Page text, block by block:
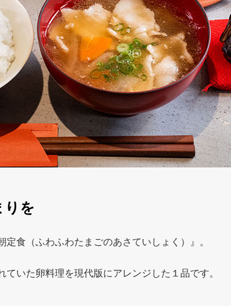
りを
食（ふわふわたまごのあさていしょく）』。
いた卵料理を現代版にアレンジした１品です。